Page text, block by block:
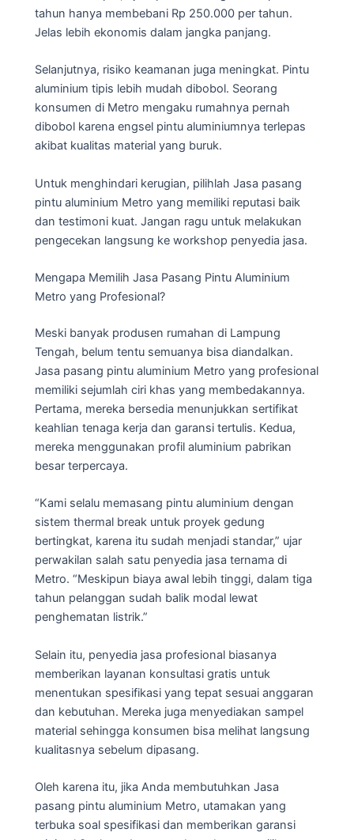
tahun hanya membebani Rp 250.000 per tahun.
Jelas lebih ekonomis dalam jangka panjang.
Selanjutnya, risiko keamanan juga meningkat. Pintu
aluminium tipis lebih mudah dibobol. Seorang
konsumen di Metro mengaku rumahnya pernah
dibobol karena engsel pintu aluminiumnya terlepas
akibat kualitas material yang buruk.
Untuk menghindari kerugian, pilihlah Jasa pasang
pintu aluminium Metro yang memiliki reputasi baik
dan testimoni kuat. Jangan ragu untuk melakukan
pengecekan langsung ke workshop penyedia jasa.
Mengapa Memilih Jasa Pasang Pintu Aluminium
Metro yang Profesional?
Meski banyak produsen rumahan di Lampung
Tengah, belum tentu semuanya bisa diandalkan.
Jasa pasang pintu aluminium Metro yang profesional
memiliki sejumlah ciri khas yang membedakannya.
Pertama, mereka bersedia menunjukkan sertifikat
keahlian tenaga kerja dan garansi tertulis. Kedua,
mereka menggunakan profil aluminium pabrikan
besar terpercaya.
“Kami selalu memasang pintu aluminium dengan
sistem thermal break untuk proyek gedung
bertingkat, karena itu sudah menjadi standar,” ujar
perwakilan salah satu penyedia jasa ternama di
Metro. “Meskipun biaya awal lebih tinggi, dalam tiga
tahun pelanggan sudah balik modal lewat
penghematan listrik.”
Selain itu, penyedia jasa profesional biasanya
memberikan layanan konsultasi gratis untuk
menentukan spesifikasi yang tepat sesuai anggaran
dan kebutuhan. Mereka juga menyediakan sampel
material sehingga konsumen bisa melihat langsung
kualitasnya sebelum dipasang.
Oleh karena itu, jika Anda membutuhkan Jasa
pasang pintu aluminium Metro, utamakan yang
terbuka soal spesifikasi dan memberikan garansi